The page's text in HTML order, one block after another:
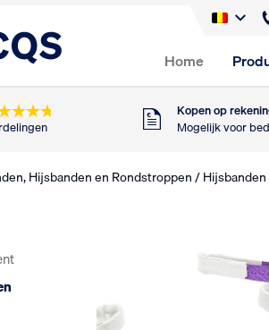
Home
Kopen op
Mogelijk voor
Hijsbanden en Rondstroppen/ Hijsbanden